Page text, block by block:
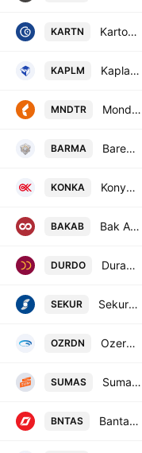
KARTN Kartonsan Karton Sanayi ve Ticaret Anonim Sirketi
KAPLM Kaplamin Ambalaj Sanayi ve Ticaret A.S.
MNDTR Mondi Turkey Oluklu Mukavva Kagit ve Ambalaj Sanayi A.S.
BARMA Barem Ambalaj Sanayi ve Ticaret AS
KONKA Konya Kagit Sanayi ve Ticaret AS
BAKAB Bak Ambalaj Sanayi ve Ticaret A.S.
DURDO Duran Dogan Basim ve Ambalaj Sanayi A.S.
SEKUR Sekuro Plastik Ambalaj Sanayi A.S.
OZRDN Ozerden Ambalaj Sanayi A.S.
SUMAS Sumas Suni Tahta ve Mobilya Sanayii AS
BNTAS Bantas Bandirma Ambalaj Sanayi ve Ticaret A.S.